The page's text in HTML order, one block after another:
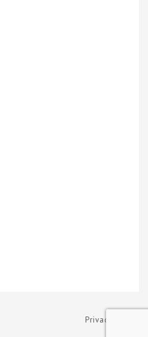
Privacy Policy